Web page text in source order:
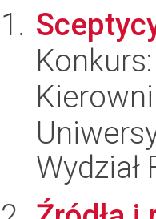
Konkurs: